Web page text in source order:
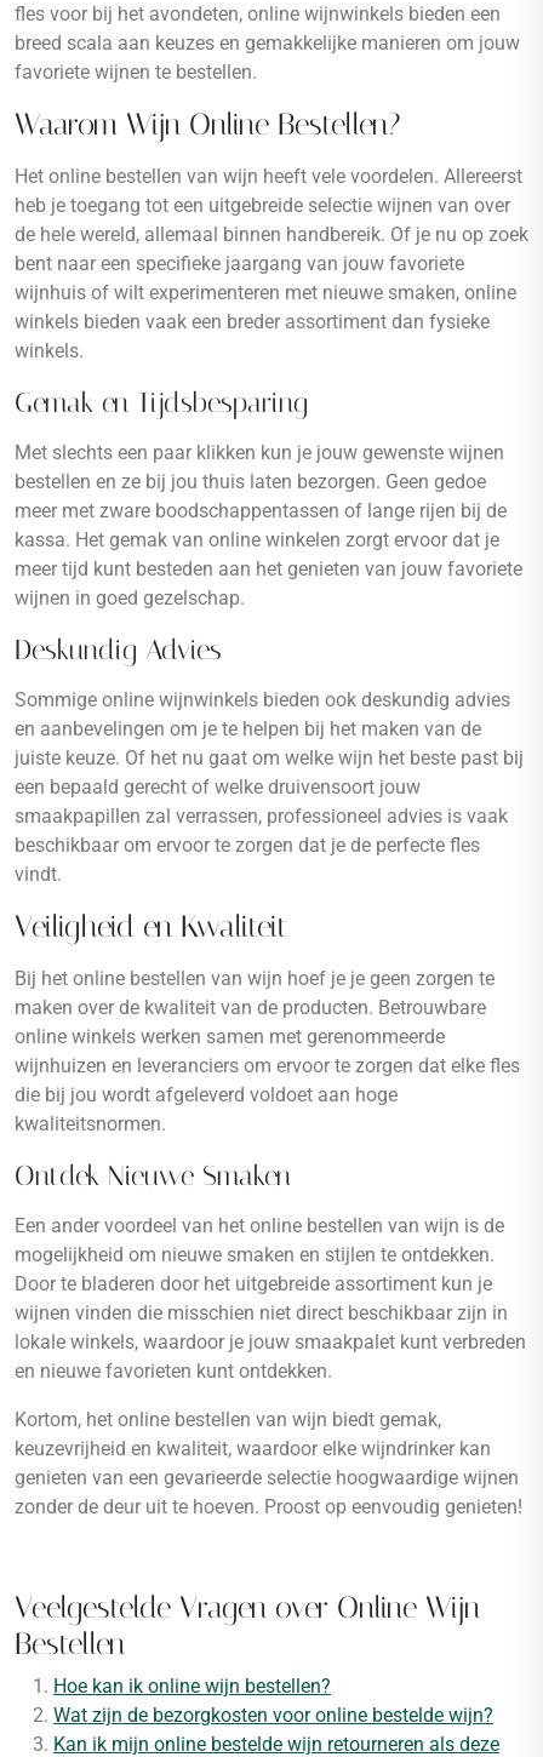
fles voor bij het avondeten, online wijnwinkels bieden een
breed scala aan keuzes en gemakkelijke manieren om jouw
favoriete wijnen te bestellen.
Waarom Wijn Online Bestellen?
Het online bestellen van wijn heeft vele voordelen. Allereerst
heb je toegang tot een uitgebreide selectie wijnen van over
de hele wereld, allemaal binnen handbereik. Of je nu op zoek
bent naar een specifieke jaargang van jouw favoriete
wijnhuis of wilt experimenteren met nieuwe smaken, online
winkels bieden vaak een breder assortiment dan fysieke
winkels.
Gemak en Tijdsbesparing
Met slechts een paar klikken kun je jouw gewenste wijnen
bestellen en ze bij jou thuis laten bezorgen. Geen gedoe
meer met zware boodschappentassen of lange rijen bij de
kassa. Het gemak van online winkelen zorgt ervoor dat je
meer tijd kunt besteden aan het genieten van jouw favoriete
wijnen in goed gezelschap.
Deskundig Advies
Sommige online wijnwinkels bieden ook deskundig advies
en aanbevelingen om je te helpen bij het maken van de
juiste keuze. Of het nu gaat om welke wijn het beste past bij
een bepaald gerecht of welke druivensoort jouw
smaakpapillen zal verrassen, professioneel advies is vaak
beschikbaar om ervoor te zorgen dat je de perfecte fles
vindt.
Veiligheid en Kwaliteit
Bij het online bestellen van wijn hoef je je geen zorgen te
maken over de kwaliteit van de producten. Betrouwbare
online winkels werken samen met gerenommeerde
wijnhuizen en leveranciers om ervoor te zorgen dat elke fles
die bij jou wordt afgeleverd voldoet aan hoge
kwaliteitsnormen.
Ontdek Nieuwe Smaken
Een ander voordeel van het online bestellen van wijn is de
mogelijkheid om nieuwe smaken en stijlen te ontdekken.
Door te bladeren door het uitgebreide assortiment kun je
wijnen vinden die misschien niet direct beschikbaar zijn in
lokale winkels, waardoor je jouw smaakpalet kunt verbreden
en nieuwe favorieten kunt ontdekken.
Kortom, het online bestellen van wijn biedt gemak,
keuzevrijheid en kwaliteit, waardoor elke wijndrinker kan
genieten van een gevarieerde selectie hoogwaardige wijnen
zonder de deur uit te hoeven. Proost op eenvoudig genieten!
Veelgestelde Vragen over Online Wijn
Bestellen
Hoe kan ik online wijn bestellen?
Wat zijn de bezorgkosten voor online bestelde wijn?
Kan ik mijn online bestelde wijn retourneren als deze